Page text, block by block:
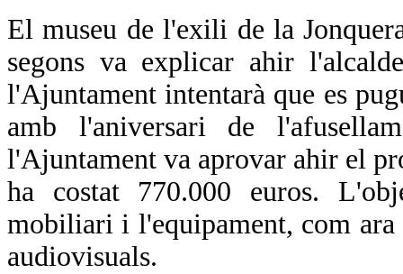
El museu de l'exili de la
segons va explicar ahir
l'Ajuntament intentarà que es
amb l'aniversari de
l'Ajuntament va aprovar ahir el
ha costat 770.000 euros.
mobiliari i l'equipament, com ara
audiovisuals.